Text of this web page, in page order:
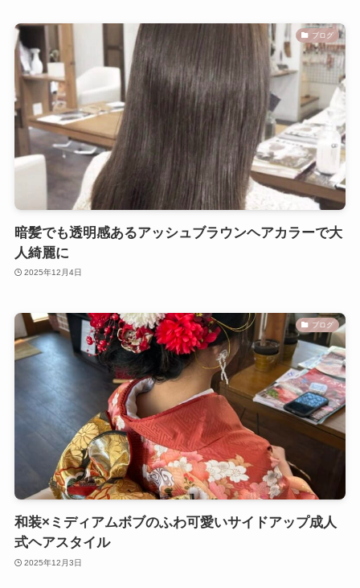
ブログ
暗髪でも透明感あるアッシュブラウンヘアカラーで大
人綺麗に
2025年12月4日
ブログ
和装×ミディアムボブのふわ可愛いサイドアップ成人
式ヘアスタイル
2025年12月3日